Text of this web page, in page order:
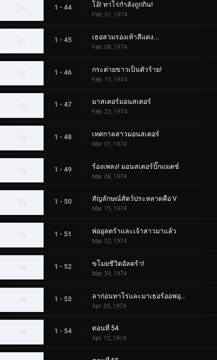
1 - 44 โอ้! ทาโร่กำลังถูกกิน!
Feb. 01, 1974
1 - 45 เธอสวมรองเท้าสีแดง...
Feb. 08, 1974
1 - 46 กระต่ายขาวเป็นตัวร้าย!
Feb. 15, 1974
1 - 47 มาสเตอร์มอนสเตอร์
Feb. 22, 1974
1 - 48 เทศกาลสาวมอนสเตอร์
Mar. 01, 1974
1 - 49 ร้องเพลง! มอนสเตอร์บิ๊กแมตช์
Mar. 08, 1974
1 - 50 สัญลักษณ์สัตว์ประหลาดคือ V
Mar. 15, 1974
1 - 51 พ่ออุลตร้าและเจ้าสาวมาแล้ว
Mar. 22, 1974
1 - 52 ขโมยชีวิตอัลตร้า!
Mar. 29, 1974
1 - 53 ลาก่อนทาโร่และมาเธอร์ออฟอุลตร้า!
Apr. 05, 1974
1 - 54 ตอนที่ 54
Apr. 12, 1974